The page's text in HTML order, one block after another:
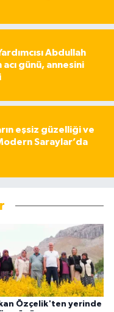
Abdullah
acı günü, annesini
eşsiz güzelliği ve
Saraylar’da
Özçelik'ten yerinde